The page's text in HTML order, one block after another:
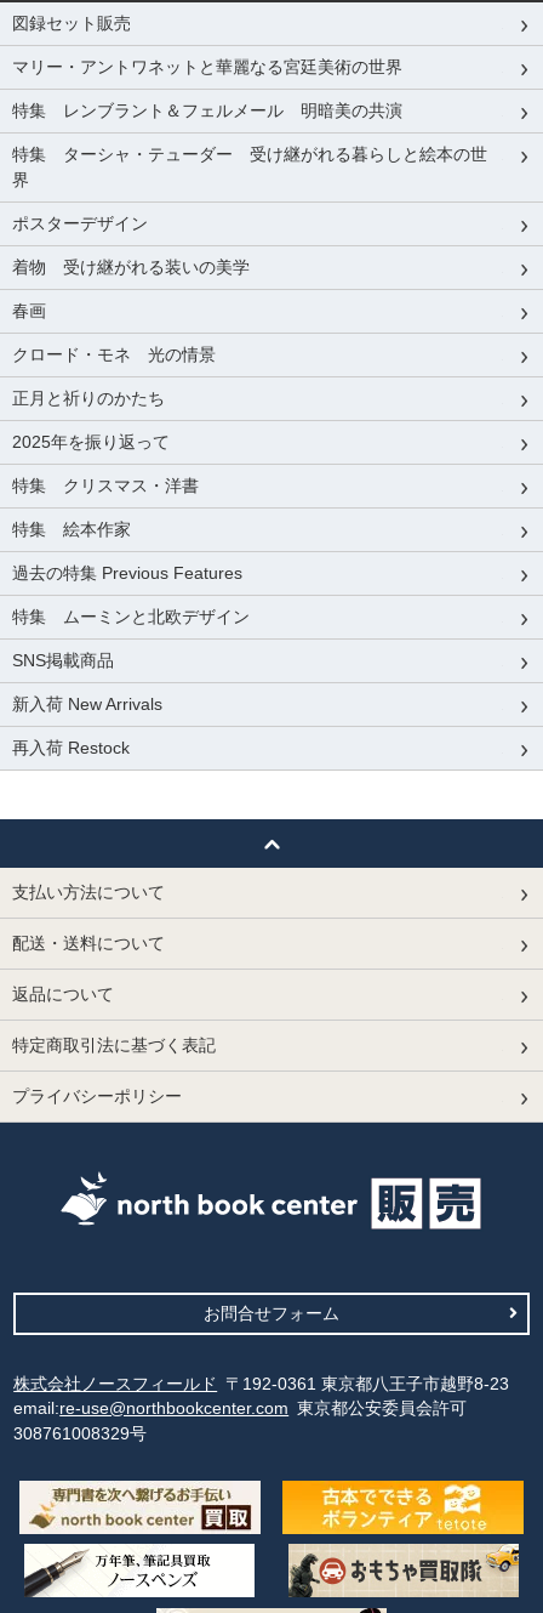
図録セット販売
マリー・アントワネットと華麗なる宮廷美術の世界
特集 レンブラント＆フェルメール 明暗美の共演
特集 ターシャ・テューダー 受け継がれる暮らしと絵本の世
界
ポスターデザイン
着物 受け継がれる装いの美学
春画
クロード・モネ 光の情景
正月と祈りのかたち
2025年を振り返って
特集 クリスマス・洋書
特集 絵本作家
過去の特集 Previous Features
特集 ムーミンと北欧デザイン
SNS掲載商品
新入荷 New Arrivals
再入荷 Restock
支払い方法について
配送・送料について
返品について
特定商取引法に基づく表記
プライバシーポリシー
お問合せフォーム
株式会社ノースフィールド
〒192-0361 東京都八王子市越野8-23
email:re-use@northbookcenter.com 東京都公安委員会許可
308761008329号